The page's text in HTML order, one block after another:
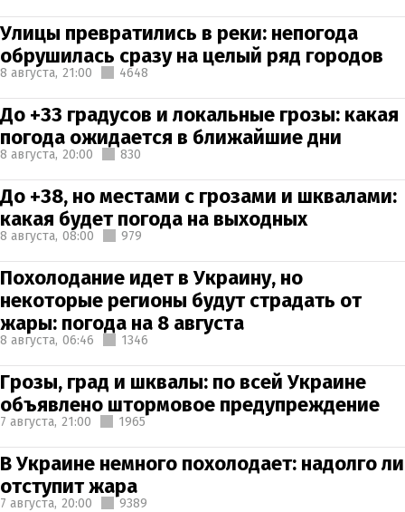
Улицы превратились в реки: непогода
обрушилась сразу на целый ряд городов
8 августа, 21:00 4648
До +33 градусов и локальные грозы: какая
погода ожидается в ближайшие дни
8 августа, 20:00 830
До +38, но местами с грозами и шквалами:
какая будет погода на выходных
8 августа, 08:00 979
Похолодание идет в Украину, но
некоторые регионы будут страдать от
жары: погода на 8 августа
8 августа, 06:46 1346
Грозы, град и шквалы: по всей Украине
объявлено штормовое предупреждение
7 августа, 21:00 1965
В Украине немного похолодает: надолго ли
отступит жара
7 августа, 20:00 9389